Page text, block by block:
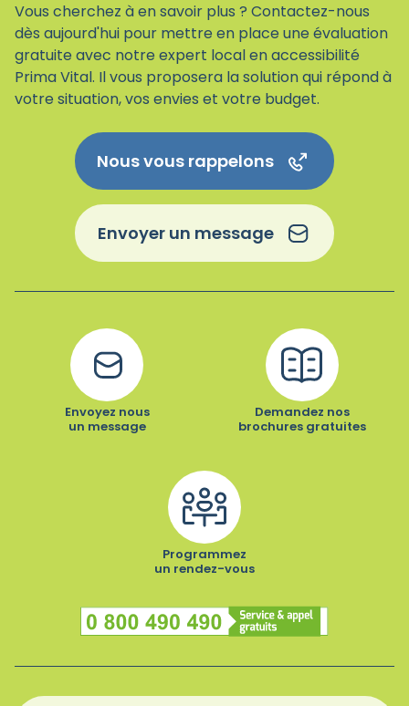
Vous cherchez à en savoir plus ? Contactez-nous
dès aujourd'hui pour mettre en place une évaluation
gratuite avec notre expert local en accessibilité
Prima Vital. Il vous proposera la solution qui répond à
votre situation, vos envies et votre budget.
Nous vous rappelons
Envoyer un message
Envoyez nous
un message
Demandez nos
brochures gratuites
Programmez
un rendez-vous